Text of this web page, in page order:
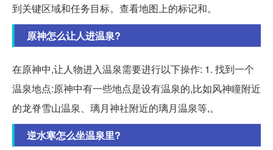
到关键区域和任务目标。查看地图上的标记和。
原神怎么让人进温泉?
在原神中,让人物进入温泉需要进行以下操作: 1. 找到一个
温泉地点:原神中有一些地点是设有温泉的,比如风神瞳附近
的龙脊雪山温泉、璃月神社附近的璃月温泉等,。
逆水寒怎么坐温泉里?